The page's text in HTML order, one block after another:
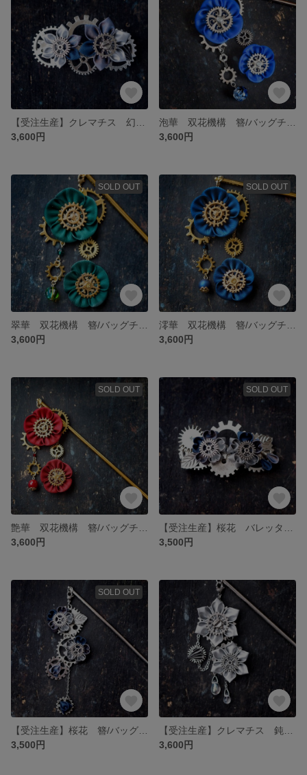
3,600円
3,600円
SOLD OUT
3,600円
SOLD OUT
3,600円
SOLD OUT
3,600円
SOLD OUT
3,500円
SOLD OUT
3,500円
3,600円